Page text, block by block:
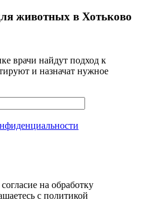
животных в Хотьково
врачи найдут подход к
и назначат нужное
на обработку
c политикой